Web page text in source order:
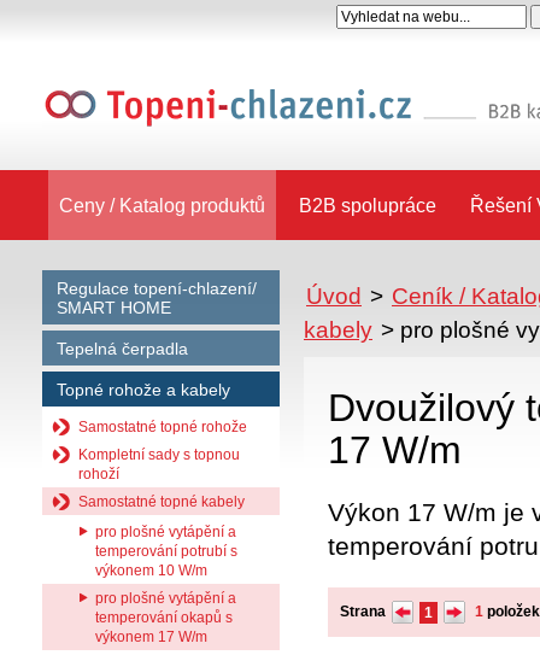
Ceny / Katalog produktů B2B spolupráce Řešení
Regulace topení-chlazení/
SMART HOME
Tepelná čerpadla
Topné rohože a kabely
Samostatné topné rohože
Kompletní sady s topnou
rohoží
Samostatné topné kabely
pro plošné vytápění a
temperování potrubí s
výkonem 10 W/m
pro plošné vytápění a
temperování okapů s
výkonem 17 W/m
Úvod > Ceník /
kabely > pro plošné
Dvoužilový
17 W/m
Výkon 17 W/m je
temperování
Strana 1 1